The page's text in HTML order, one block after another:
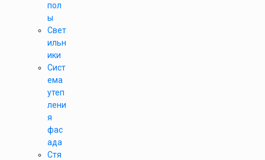
пол
ы
Свет
ильн
ики
Сист
ема
утеп
лени
я
фас
ада
Стя